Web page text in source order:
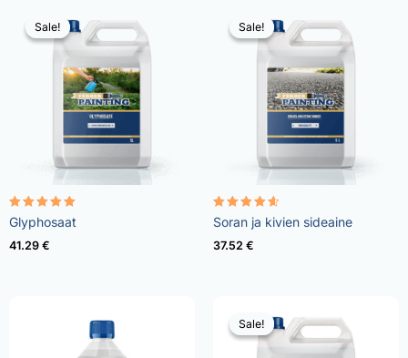
Sale!
Sale!
Rated
4.96
out of 5
Glyphosaat
41.29 €
Sale!
Sale!
Rated
4.57
out of 5
Soran ja kivien sideaine
37.52 €
Sale!
Sale!